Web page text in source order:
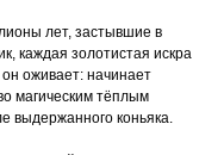
лет, застывшие в
каждая золотистая искра
оживает: начинает
магическим тёплым
выдержанного коньяка.